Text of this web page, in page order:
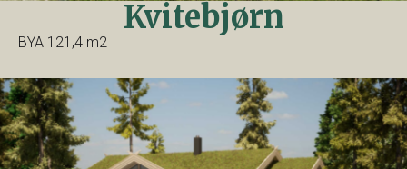
Kvitebjørn
BYA 121,4 m2